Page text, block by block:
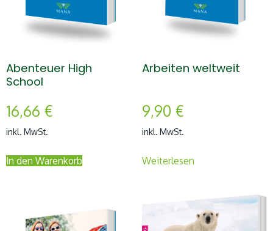
Abenteuer High
School
16,66 €
inkl. MwSt.
In den Warenkorb
Arbeiten weltweit
9,90 €
inkl. MwSt.
Weiterlesen